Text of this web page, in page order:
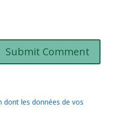
dont les données de vos